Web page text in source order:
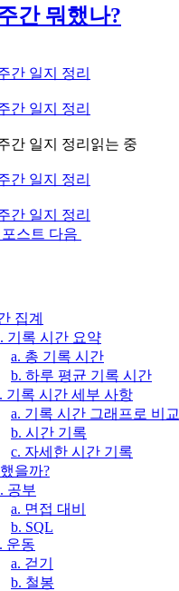
간 뭐했나?
간 일지 정리
간 일지 정리
간 일지 정리 읽는 중
간 일지 정리
간 일지 정리
스트 다음
집계
기록 시간 요약
a. 총 기록 시간
b. 하루 평균 기록 시간
기록 시간 세부 사항
a. 기록 시간 그래프로 비교
b. 시간 기록
c. 자세한 시간 기록
을까?
공부
a. 면접 대비
b. SQL
운동
a. 걷기
b. 철봉